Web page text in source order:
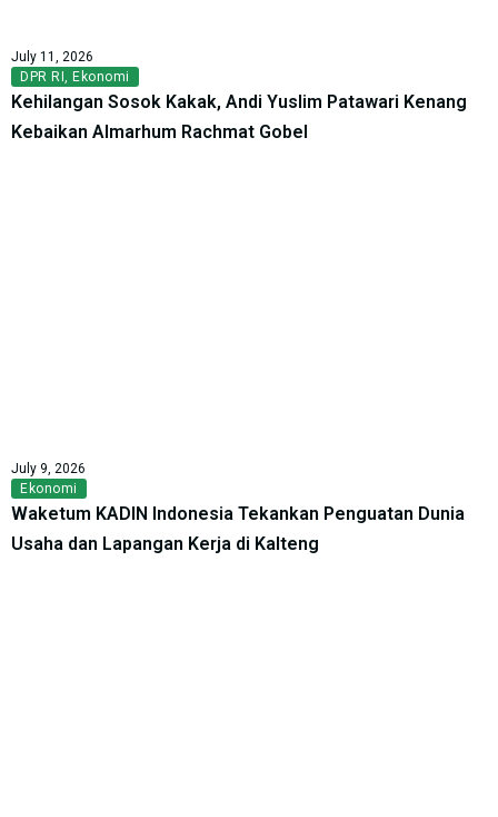
July 11, 2026
DPR RI , Ekonomi
Kehilangan Sosok Kakak, Andi Yuslim Patawari Kenang
Kebaikan Almarhum Rachmat Gobel
July 9, 2026
Ekonomi
Waketum KADIN Indonesia Tekankan Penguatan Dunia
Usaha dan Lapangan Kerja di Kalteng